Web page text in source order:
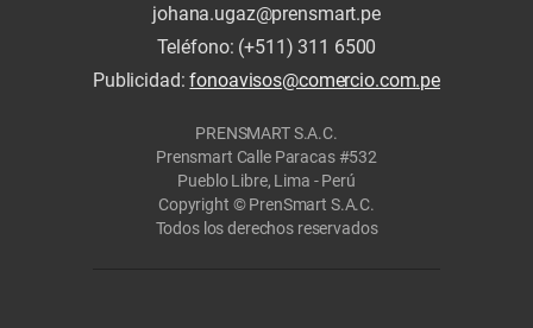
johana.ugaz@prensmart.pe
Teléfono: (+511) 311 6500
Publicidad:fonoavisos@comercio.com.pe
PRENSMART S.A.C.
Prensmart Calle Paracas #532
Pueblo Libre, Lima - Perú
Copyright © PrenSmart S.A.C.
Todos los derechos reservados